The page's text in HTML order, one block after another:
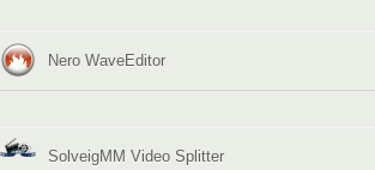
Nero WaveEditor
SolveigMM Video Splitter